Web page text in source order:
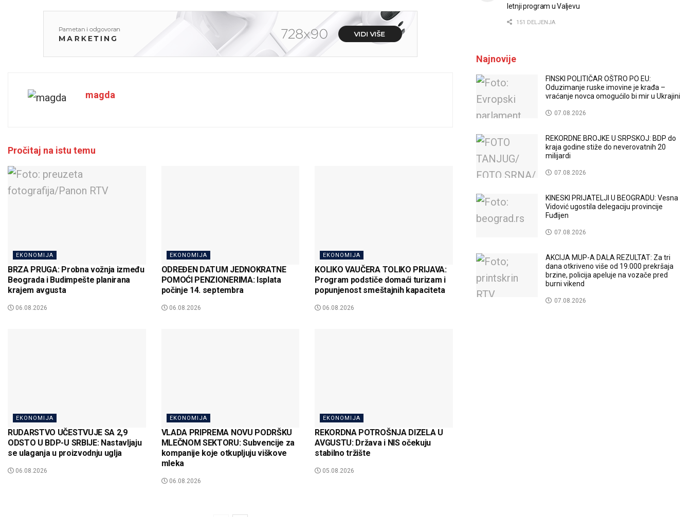
magda
Pročitaj na istu temu
EKONOMIJA
BRZA PRUGA: Probna vožnja između
Beograda i Budimpešte planirana
krajem avgusta
06.08.2026
EKONOMIJA
ODREĐEN DATUM JEDNOKRATNE
POMOĆI PENZIONERIMA: Isplata
počinje 14. septembra
06.08.2026
EKONOMIJA
KOLIKO VAUČERA TOLIKO PRIJAVA:
Program podstiče domaći turizam i
popunjenost smeštajnih kapaciteta
06.08.2026
EKONOMIJA
RUDARSTVO UČESTVUJE SA 2,9
ODSTO U BDP-U SRBIJE: Nastavljaju
se ulaganja u proizvodnju uglja
06.08.2026
EKONOMIJA
VLADA PRIPREMA NOVU PODRŠKU
MLEČNOM SEKTORU: Subvencije za
kompanije koje otkupljuju viškove
mleka
06.08.2026
EKONOMIJA
REKORDNA POTROŠNJA DIZELA U
AVGUSTU: Država i NIS očekuju
stabilno tržište
05.08.2026
letnji program u Valjevu
151 DELJENJA
Najnovije
FINSKI POLITIČAR OŠTRO PO EU:
Oduzimanje ruske imovine je krađa –
vraćanje novca omogućilo bi mir u Ukrajini
07.08.2026
REKORDNE BROJKE U SRPSKOJ: BDP do
kraja godine stiže do neverovatnih 20
milijardi
07.08.2026
KINESKI PRIJATELJI U BEOGRADU: Vesna
Vidović ugostila delegaciju provincije
Fuđijen
07.08.2026
AKCIJA MUP-A DALA REZULTAT: Za tri
dana otkriveno više od 19.000 prekršaja
brzine, policija apeluje na vozače pred
burni vikend
07.08.2026